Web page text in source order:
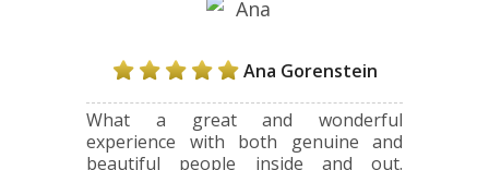
Ana Gorenstein
What a great and wonderful
experience with both genuine and
beautiful people inside and out.